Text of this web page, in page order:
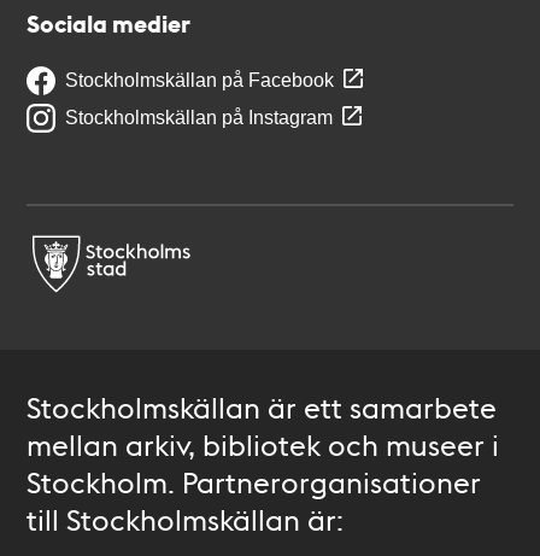
Sociala medier
Stockholmskällan på Facebook
Stockholmskällan på Instagram
Stockholmskällan är ett samarbete
mellan arkiv, bibliotek och museer i
Stockholm. Partnerorganisationer
till Stockholmskällan är: